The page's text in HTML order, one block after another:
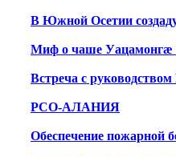
В Южной Осетии
Миф о чаше
Встреча с
РСО-АЛАНИЯ
Обеспечение пожарной